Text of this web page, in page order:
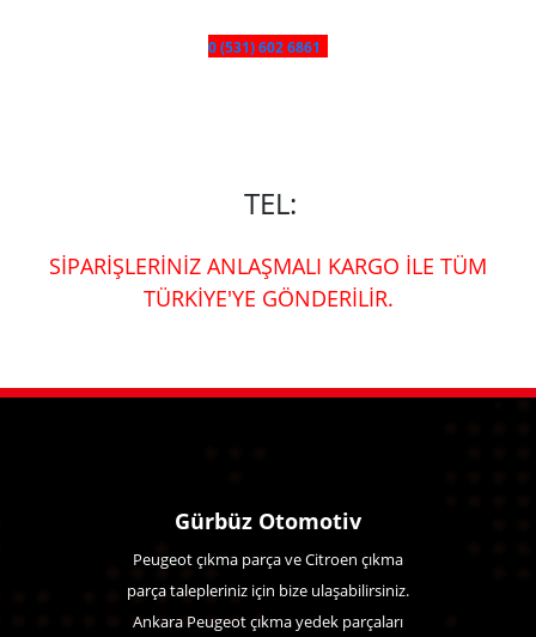
0 (531) 602 6861
TEL:
SİPARİŞLERİNİZ ANLAŞMALI KARGO İLE TÜM
TÜRKİYE'YE GÖNDERİLİR.
Gürbüz Otomotiv
Peugeot çıkma parça ve Citroen çıkma
parça talepleriniz için bize ulaşabilirsiniz.
Ankara Peugeot çıkma yedek parçaları